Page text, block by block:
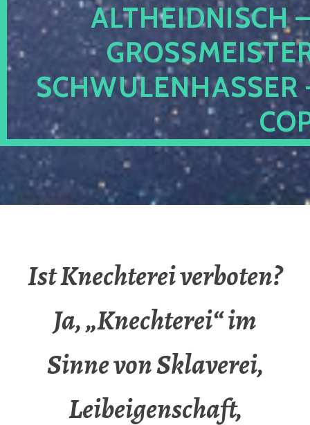
ALTHEIDNISCH
CHWULENHASSER
Ist Knechterei verboten?
Ja, „Knechterei“ im
Sinne von Sklaverei,
Leibeigenschaft,